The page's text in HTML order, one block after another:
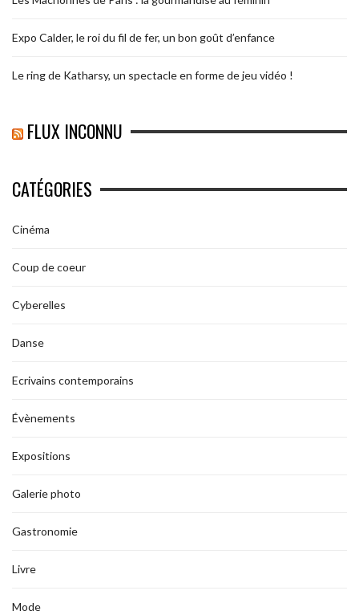
Expo Calder, le roi du fil de fer, un bon goût d’enfance
Le ring de Katharsy, un spectacle en forme de jeu vidéo !
FLUX INCONNU
CATÉGORIES
Cinéma
Coup de coeur
Cyberelles
Danse
Ecrivains contemporains
Évènements
Expositions
Galerie photo
Gastronomie
Livre
Mode